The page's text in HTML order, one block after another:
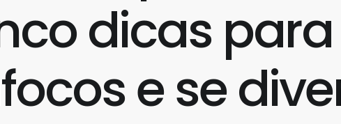
dicas
e se